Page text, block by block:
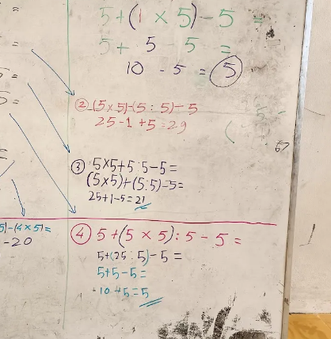
Ikuti Kami di: